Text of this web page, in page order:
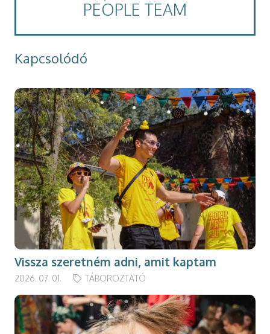
PEOPLE TEAM
Kapcsolódó
Vissza szeretném adni, amit kaptam
2026. 07. 01. TÁBOROZTATÓ